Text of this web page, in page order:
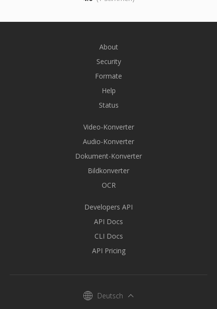
About
Security
Formate
Help
Status
Video-Konverter
Audio-Konverter
Dokument-Konverter
Bildkonverter
OCR
Developers API
API Docs
CLI Docs
API Pricing
Deutsch